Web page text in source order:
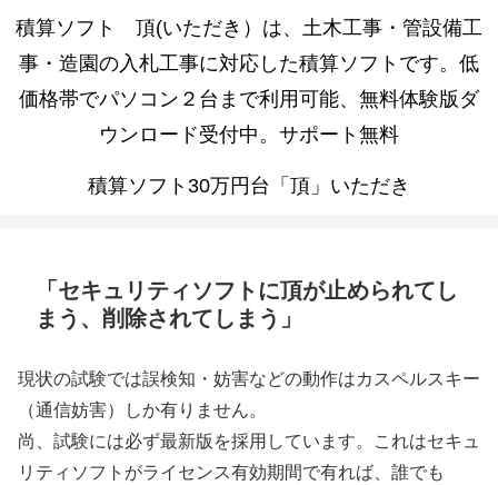
積算ソフト 頂(いただき）は、土木工事・管設備工
事・造園の入札工事に対応した積算ソフトです。低
価格帯でパソコン２台まで利用可能、無料体験版ダ
ウンロード受付中。サポート無料
積算ソフト30万円台「頂」いただき
「セキュリティソフトに頂が止められてし
まう、削除されてしまう」
現状の試験では誤検知・妨害などの動作はカスペルスキー
（通信妨害）しか有りません。
尚、試験には必ず最新版を採用しています。これはセキュ
リティソフトがライセンス有効期間で有れば、誰でも